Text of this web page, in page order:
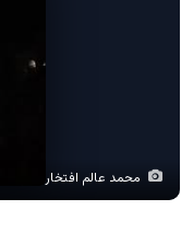
محمد عالم افتخار